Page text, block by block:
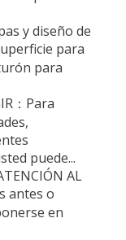
y diseño de
para
para
：Para
puede...
AL
antes o
en